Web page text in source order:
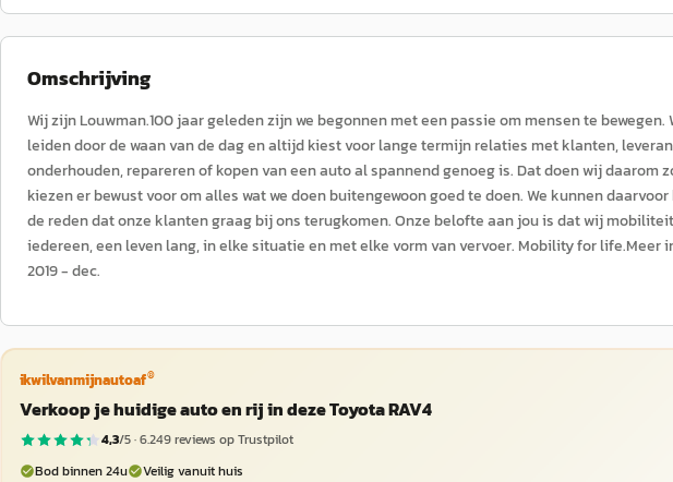
Omschrijving
Wij zijn Louwman.100 jaar geleden zijn we begonnen met een passie om mensen te
leiden door de waan van de dag en altijd kiest voor lange termijn relaties met klanten,
onderhouden, repareren of kopen van een auto al spannend genoeg is. Dat doen wij daarom
kiezen er bewust voor om alles wat we doen buitengewoon goed te doen. We kunnen
de reden dat onze klanten graag bij ons terugkomen. Onze belofte aan jou is dat wij
iedereen, een leven lang, in elke situatie en met elke vorm van vervoer. Mobility for
2019 - dec.
ikwilvanmijnautoaf®
Verkoop je huidige auto en rij in deze Toyota RAV4
4,3/5 ·6.249reviews op Trustpilot
Bod binnen 24u
Veilig vanuit huis